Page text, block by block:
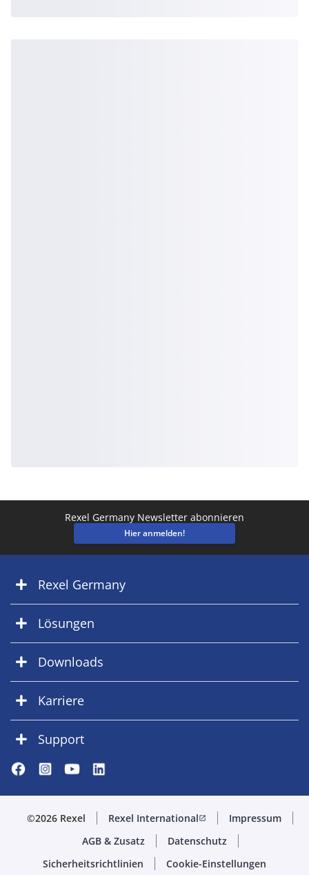
Rexel Germany Newsletter abonnieren
Hier anmelden!
Rexel Germany
Lösungen
Downloads
Karriere
Support
©2026 Rexel Rexel Internationalopen_in_new
Impressum
AGB & Zusatz
Datenschutz
Sicherheitsrichtlinien
Cookie-Einstellungen